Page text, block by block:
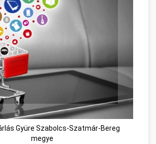
Gyüre Szabolcs-Szatmár-Bereg
megye